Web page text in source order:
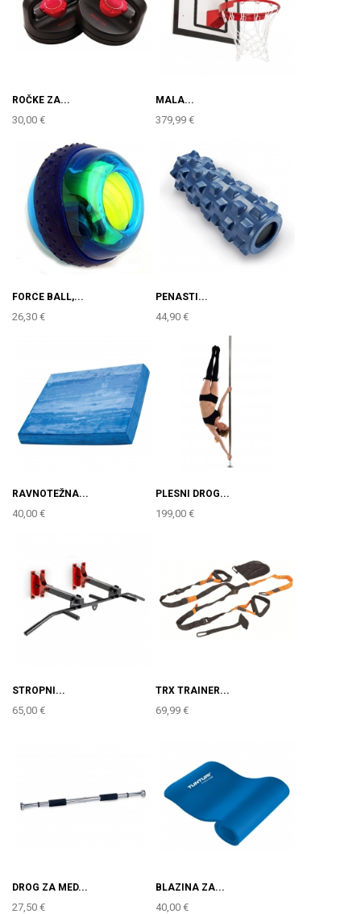
ROČKE ZA...
30,00 €
MALA...
379,99 €
FORCE BALL,...
26,30 €
PENASTI...
44,90 €
RAVNOTEŽNA...
40,00 €
PLESNI DROG...
199,00 €
STROPNI...
65,00 €
TRX TRAINER...
69,99 €
DROG ZA MED...
27,50 €
BLAZINA ZA...
40,00 €